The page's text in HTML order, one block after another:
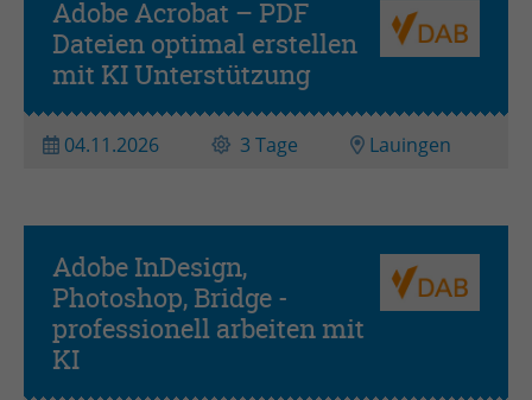
Adobe Acrobat – PDF
Dateien optimal erstellen
mit KI Unterstützung
04.11.2026 3 Tage Lauingen
Adobe InDesign,
Photoshop, Bridge -
professionell arbeiten mit
KI